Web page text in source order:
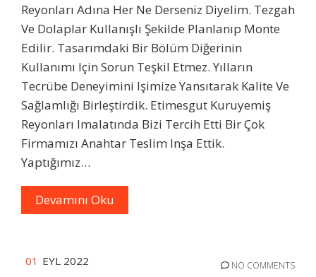
Reyonları Adına Her Ne Derseniz Diyelim. Tezgah
Ve Dolaplar Kullanışlı Şekilde Planlanıp Monte
Edilir. Tasarımdaki Bir Bölüm Diğerinin
Kullanımı Için Sorun Teşkil Etmez. Yılların
Tecrübe Deneyimini Işimize Yansıtarak Kalite Ve
Sağlamlığı Birleştirdik. Etimesgut Kuruyemiş
Reyonları Imalatında Bizi Tercih Etti Bir Çok
Firmamızı Anahtar Teslim Inşa Ettik.
Yaptığımız…
Devamını Oku
01 EYL 2022 NO COMMENTS